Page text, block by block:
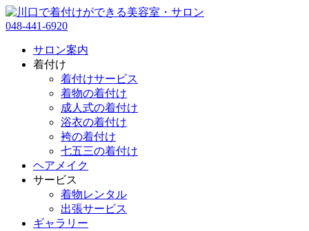
048-441-6920
サロン案内
着付け
着付けサービス
着物の着付け
成人式の着付け
浴衣の着付け
袴の着付け
七五三の着付け
ヘアメイク
サービス
着物レンタル
出張サービス
ギャラリー